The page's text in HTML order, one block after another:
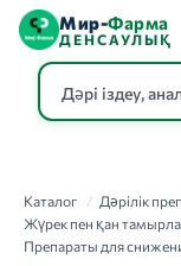
Мир-Фарма
ДЕНСАУЛЫҚ
Каталог / Дәрілік
Жүрек пен қан
Препараты для